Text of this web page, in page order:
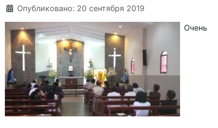
Опубликовано: 20 сентября 2019
Очень